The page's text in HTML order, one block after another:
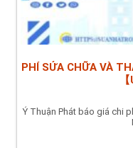
PHÍ SỬA CHỮA VÀ
Ý Thuận Phát báo giá chi